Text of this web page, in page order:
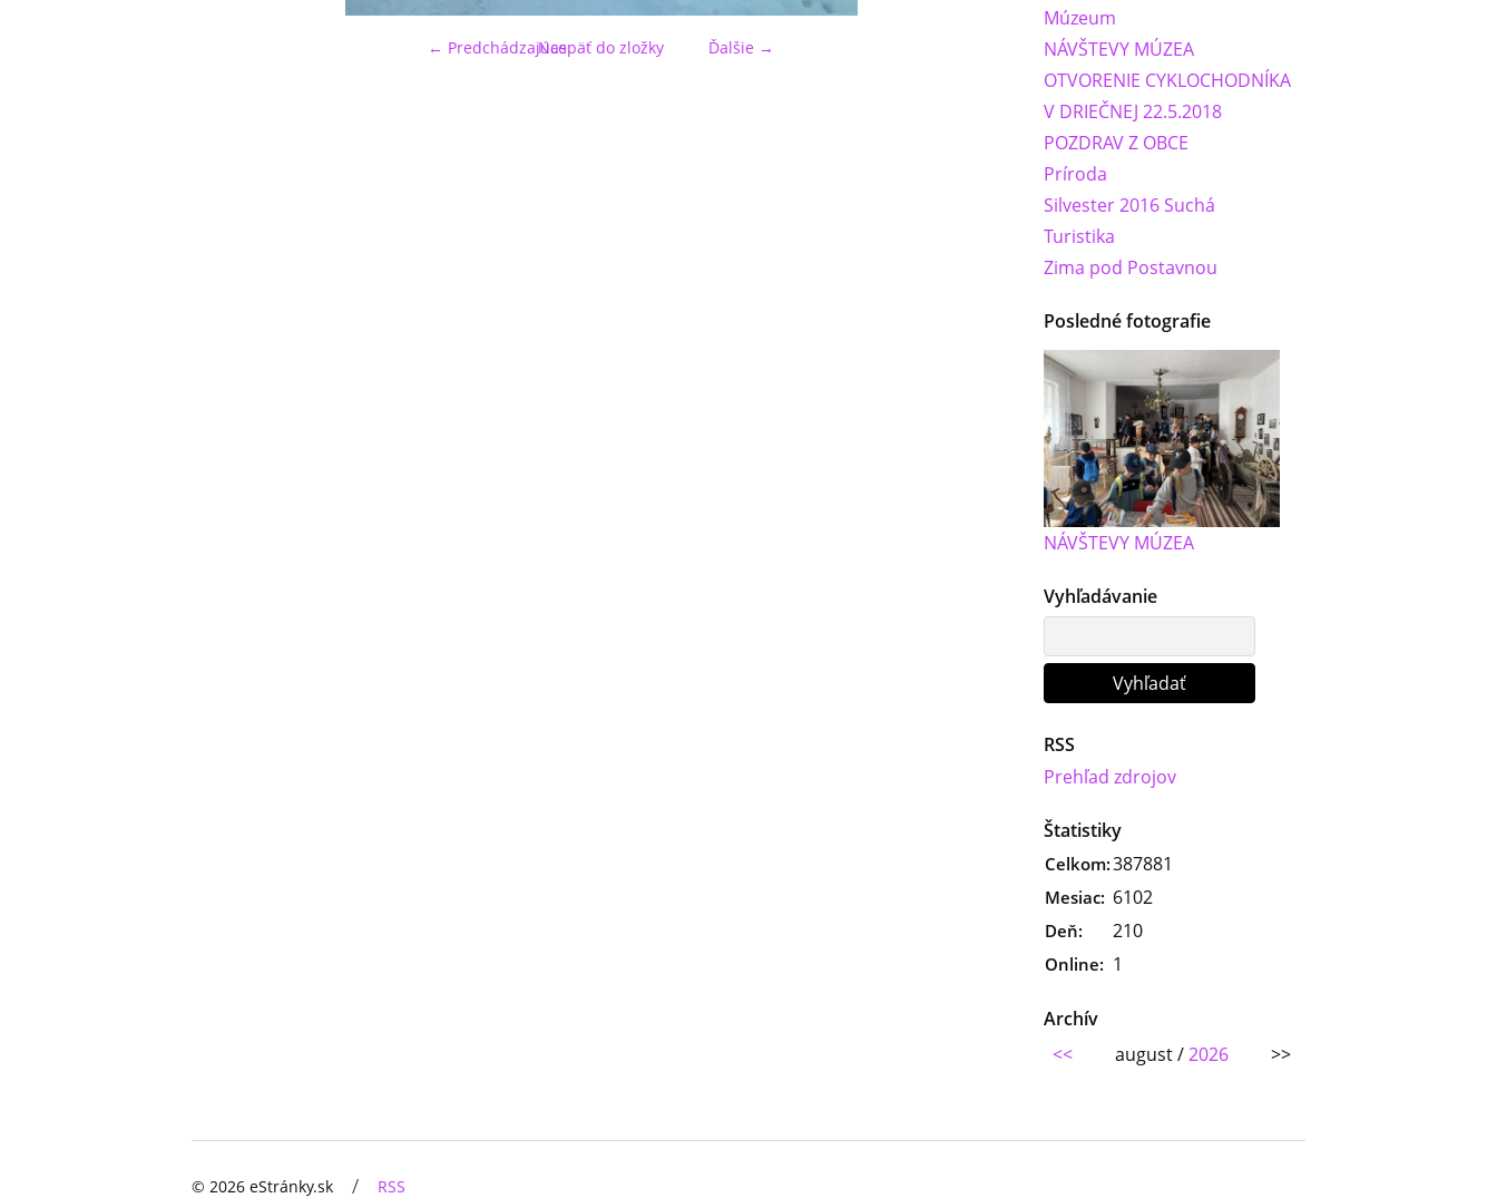
← Predchádzajúce Ďalšie →
Naspäť do zložky
Múzeum
NÁVŠTEVY MÚZEA
OTVORENIE CYKLOCHODNÍKA
V DRIEČNEJ 22.5.2018
POZDRAV Z OBCE
Príroda
Silvester 2016 Suchá
Turistika
Zima pod Postavnou
Posledné fotografie
NÁVŠTEVY MÚZEA
Vyhľadávanie
RSS
Prehľad zdrojov
Štatistiky
Online: 1
Celkom:387881
Mesiac: 6102
Deň: 210
Archív
<<
august /2026 >>
© 2026 eStránky.sk / RSS